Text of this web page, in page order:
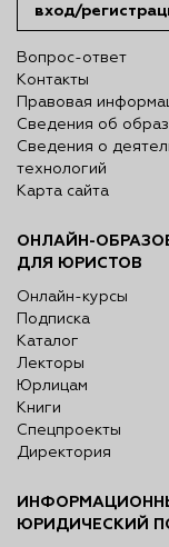
вход/
Вопрос-ответ
Контакты
Правовая
Сведения об
Сведения о
технологий
Карта сайта
ОНЛАЙН-
ДЛЯ ЮРИСТОВ
Онлайн-курсы
Подписка
Каталог
Лекторы
Юрлицам
Книги
Спецпроекты
Директория
ЮРИДИЧЕСКИЙ